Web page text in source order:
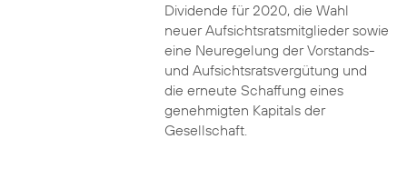
Dividende für 2020, die Wahl
neuer Aufsichtsratsmitglieder sowie
eine Neuregelung der Vorstands-
und Aufsichtsratsvergütung und
die erneute Schaffung eines
genehmigten Kapitals der
Gesellschaft.